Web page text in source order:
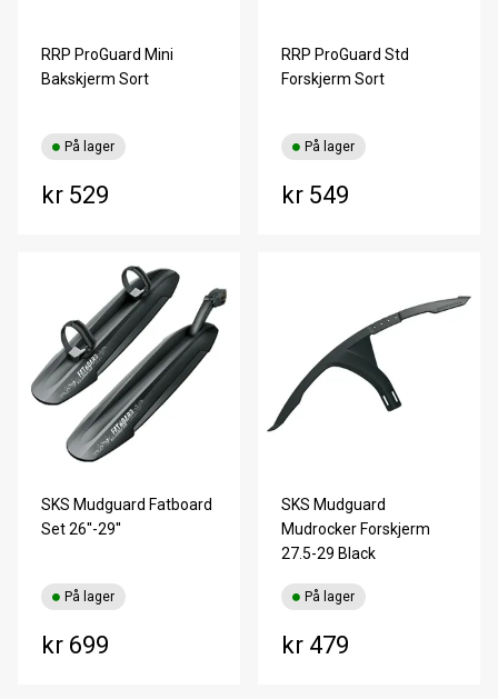
RRP ProGuard Mini
Bakskjerm Sort
kr 529
På lager
RRP ProGuard Std
Forskjerm Sort
kr 549
På lager
SKS Mudguard Fatboard
Set 26''-29''
kr 699
På lager
SKS Mudguard
Mudrocker Forskjerm
27.5-29 Black
kr 479
På lager